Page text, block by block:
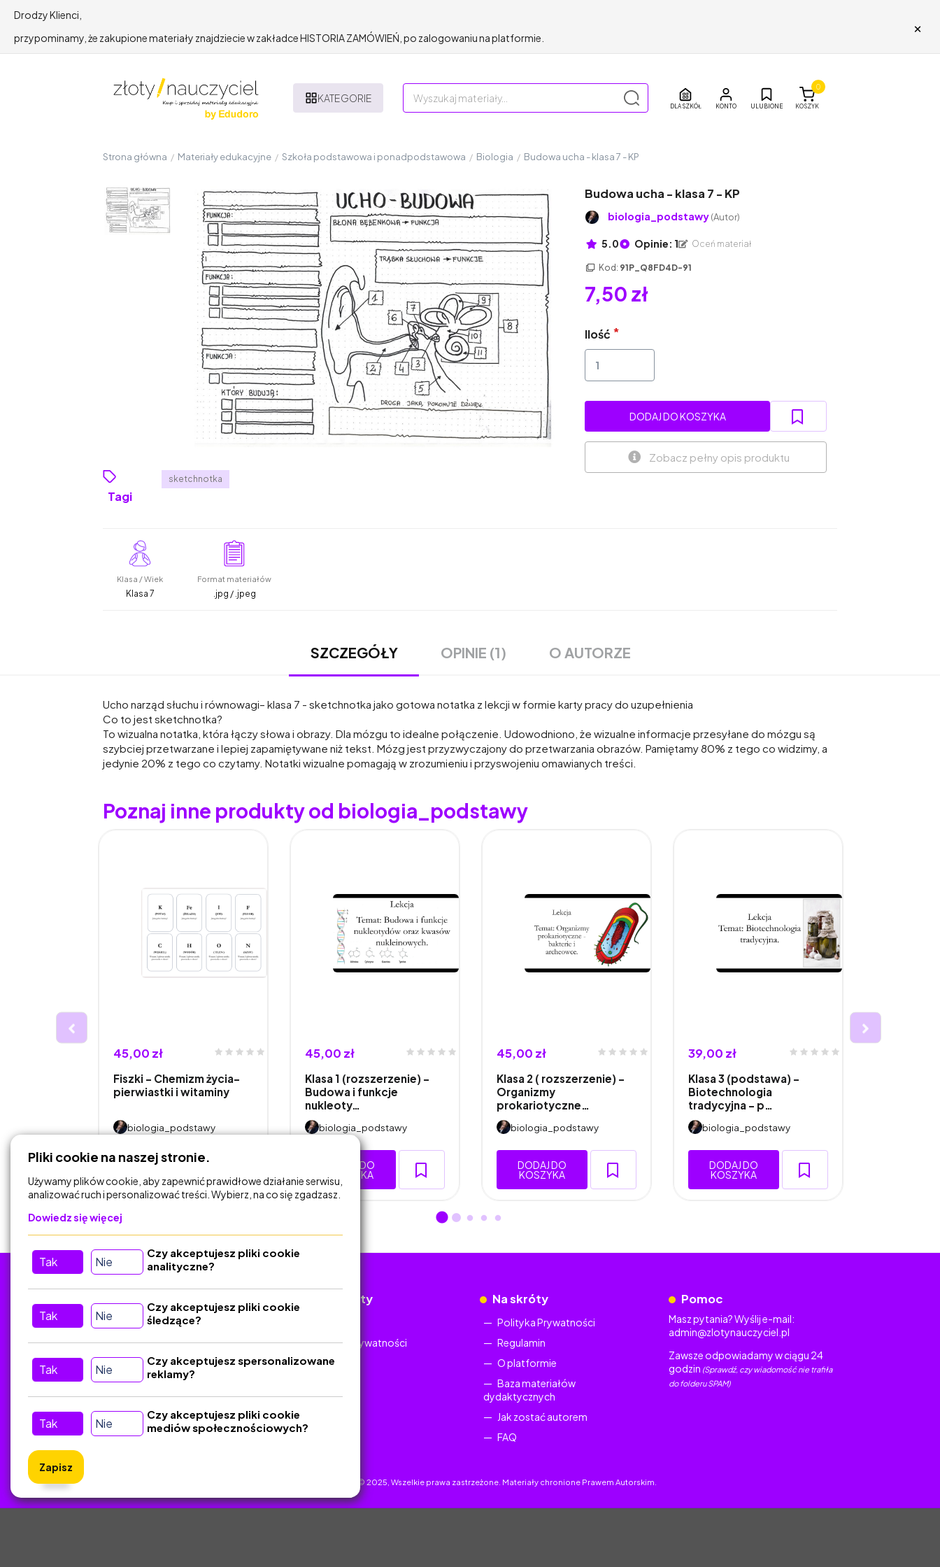
Drodzy Klienci,
przypominamy, że zakupione materiały znajdziecie w zakładce HISTORIA ZAMÓWIEŃ, po zalogowaniu na platformie.
×
KATEGORIE
DLA SZKÓŁ ULUBIONE KOSZYK
0
Strona główna / Materiały edukacyjne / Szkoła podstawowa i ponadpodstawowa / Biologia / Budowa ucha - klasa 7 - KP
Tagi
sketchnotka
Budowa ucha - klasa 7 - KP
biologia_podstawy(Autor)
5.0 Opinie: 1 Oceń materiał
Kod: 91P_Q8FD4D-91
7,50 zł
Ilość
DODAJ DO KOSZYKA
Zobacz pełny opis produktu
Klasa / Wiek
Klasa 7
Format materiałów
.jpg / .jpeg
SZCZEGÓŁY OPINIE (1) O AUTORZE
Ucho narząd słuchu i równowagi– klasa 7 - sketchnotka jako gotowa notatka z lekcji w formie karty pracy do uzupełnienia
Co to jest sketchnotka?
To wizualna notatka, która łączy słowa i obrazy. Dla mózgu to idealne połączenie. Udowodniono, że wizualne informacje przesyłane do mózgu są
szybciej przetwarzane i lepiej zapamiętywane niż tekst. Mózg jest przyzwyczajony do przetwarzania obrazów. Pamiętamy 80% z tego co widzimy, a
jedynie 20% z tego co czytamy. Notatki wizualne pomagają w zrozumieniu i przyswojeniu omawianych treści.
Poznaj inne produkty od biologia_podstawy
45,00 zł
Fiszki - Chemizm życia-
pierwiastki i witaminy
biologia_podstawy
DODAJ DO
KOSZYKA
45,00 zł
Klasa 1 (rozszerzenie) -
Budowa i funkcje
nukleoty…
biologia_podstawy
DODAJ DO
KOSZYKA
45,00 zł
Klasa 2 ( rozszerzenie) -
Organizmy
prokariotyczne…
biologia_podstawy
DODAJ DO
KOSZYKA
39,00 zł
Klasa 3 (podstawa) -
Biotechnologia
tradycyjna - p…
biologia_podstawy
DODAJ DO
KOSZYKA
Kontakt
Dokumenty
Polityka Prywatności
Na skróty
Polityka Prywatności
Regulamin
O platformie
Baza materiałów
dydaktycznych
Jak zostać autorem
FAQ
Pomoc
Masz pytania? Wyślij e-mail:
admin@zlotynauczyciel.pl
Zawsze odpowiadamy w ciągu 24
godzin (Sprawdź, czy wiadomość nie trafiła
do folderu SPAM)
ZlotyNauczyciel.pl © 2025, Wszelkie prawa zastrzeżone. Materiały chronione Prawem Autorskim.
Pliki cookie na naszej stronie.
Używamy plików cookie, aby zapewnić prawidłowe działanie serwisu,
analizować ruch i personalizować treści. Wybierz, na co się zgadzasz.
Dowiedz się więcej
Tak Nie
Czy akceptujesz pliki cookie
analityczne?
Tak Nie
Czy akceptujesz pliki cookie
śledzące?
Tak Nie
Czy akceptujesz spersonalizowane
reklamy?
Tak Nie
Czy akceptujesz pliki cookie
mediów społecznościowych?
Zapisz